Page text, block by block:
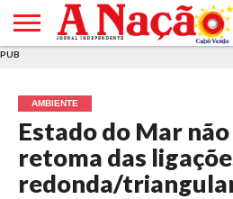
E DE
COOKIES
DE
UTILIZAÇÃO
PUB
AMBIENTE
Estado do Mar
retoma das
redonda/